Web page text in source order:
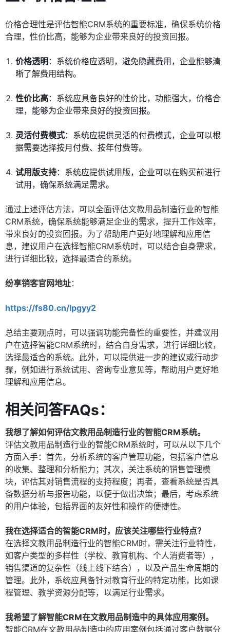
价格合理性是评估智能CRM系统的重要标准，确保系统价格
合理，性价比高，能够为企业带来良好的投资回报。
价格透明 ：系统价格应透明，避免隐藏费用，企业能够清
晰了解费用结构。
性价比高：系统应具备良好的性价比，功能强大，价格合
理，能够为企业带来良好的投资回报。
灵活付费模式：系统应提供灵活的付费模式，企业可以根
据需要选择按月付费、按年付费等。
试用版支持：系统应提供试用版，企业可以在购买前进行
试用，确保系统满足需求。
通过上述评估方法，可以全面评估文教用品制造行业的智能
CRM系统，确保系统能够满足企业的需求，提升工作效率，
带来良好的投资回报。为了帮助用户更好地理解和应用信
息，建议用户在选择智能CRM系统时，可以结合自身需求，
进行详细比较，选择最适合的系统。
纷享销客官网地址：
https://fs80.cn/lpgyy2
总结主要观点时，可以强调功能完备性的重要性，并建议用
户在选择智能CRM系统时，结合自身需求，进行详细比较，
选择最适合的系统。此外，可以提供进一步的建议或行动步
骤，例如进行系统试用、咨询专业意见等，帮助用户更好地
理解和应用信息。
相关问答FAQs：
我想了解如何评估文教用品制造行业的智能CRM系统。
评估文教用品制造行业的智能CRM系统时，可以从以下几个
方面入手：首先，分析系统的客户管理功能，包括客户信息
的收集、整理和分析能力；其次，关注系统的销售管理模
块，评估其对销售流程的支持程度；再者，查看系统是否具
备数据分析与报告功能，以便于做出决策；最后，考虑系统
的用户体验，包括界面的友好性和操作的便捷性。
我在选择适合的智能CRM时，应该关注哪些行业特点？
在选择文教用品制造行业的智能CRM时，需关注行业特性，
如客户类型的多样性（学校、教育机构、个人消费者等），
销售渠道的复杂性（线上线下结合），以及产品生命周期的
管理。此外，系统应具备针对教育行业的特定功能，比如课
程管理、教学资源分配等，以满足行业需求。
我希望了解智能CRM在文教用品制造中的具体应用案例。
智能CRM在文教用品制造中的应用案例包括通过客户数据分